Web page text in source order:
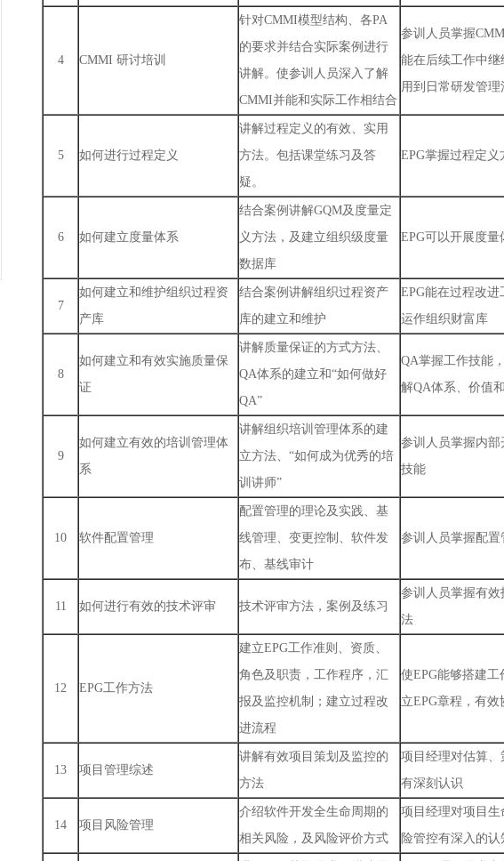
4 CMMI 研讨培训
针对CMMI模型结构、各PA
的要求并结合实际案例进行
讲解。使参训人员深入了解
CMMI并能和实际工作相结合
参训人员掌握
能在后续工作中继
用到日常研发管理
5 如何进行过程定义
讲解过程定义的有效、实用
方法。包括课堂练习及答
疑。
EPG掌握过程定义
6 如何建立度量体系
结合案例讲解GQM及度量定
义方法，及建立组织级度量
数据库
EPG可以开展度量
7
如何建立和维护组织过程资
产库
结合案例讲解组织过程资产
库的建立和维护
EPG能在过程改进
运作组织财富库
8
如何建立和有效实施质量保
证
讲解质量保证的方式方法、
QA体系的建立和“如何做好
QA”
QA掌握工作技能
解QA体系、价值
9
如何建立有效的培训管理体
系
讲解组织培训管理体系的建
立方法、“如何成为优秀的培
训讲师”
参训人员掌握内部
技能
10 软件配置管理
配置管理的理论及实践、基
线管理、变更控制、软件发
布、基线审计
参训人员掌握配置
11 如何进行有效的技术评审 技术评审方法，案例及练习
参训人员掌握有效
法
12 EPG工作方法
建立EPG工作准则、资质、
角色及职责，工作程序，汇
报及监控机制；建立过程改
进流程
使EPG能够搭建工
立EPG章程，有效
13 项目管理综述
讲解有效项目策划及监控的
方法
项目经理对估算、
有深刻认识
14 项目风险管理
介绍软件开发全生命周期的
相关风险，及风险评价方式
项目经理对项目生
险管控有深入的认